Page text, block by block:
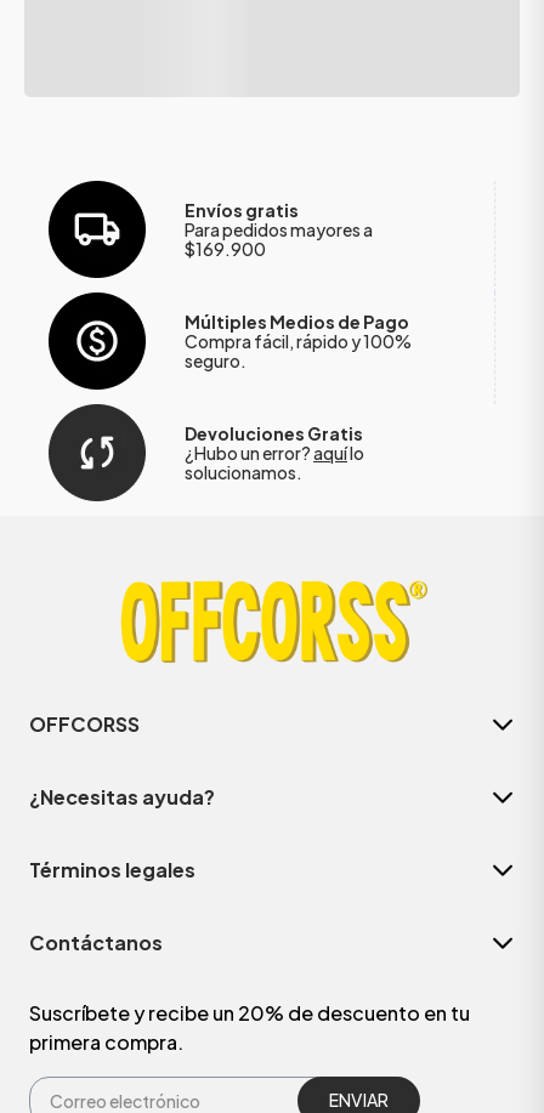
Envíos gratis
Para pedidos mayores a
$169.900
Múltiples Medios de Pago
Compra fácil, rápido y 100%
seguro.
Devoluciones Gratis
¿Hubo un error?aquílo
solucionamos.
OFFCORSS
¿Necesitas ayuda?
Términos legales
Contáctanos
Suscríbete y recibe un 20% de descuento en tu
primera compra.
ENVIAR